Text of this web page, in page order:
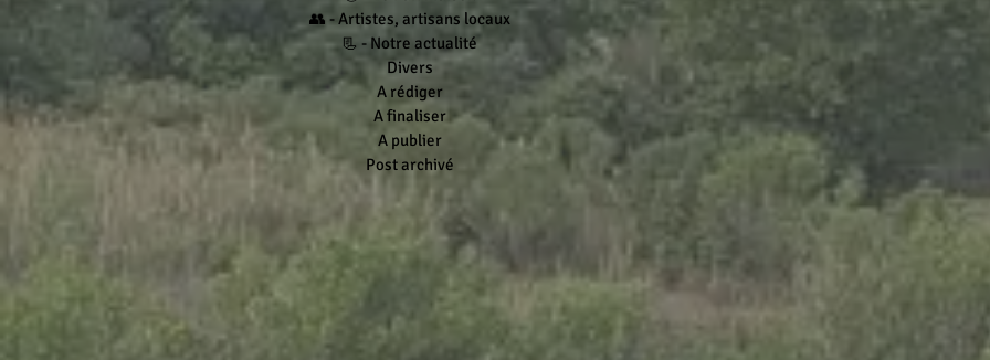
👥 - Artistes, artisans locaux
📃 - Notre actualité
Divers
A rédiger
A finaliser
A publier
Post archivé